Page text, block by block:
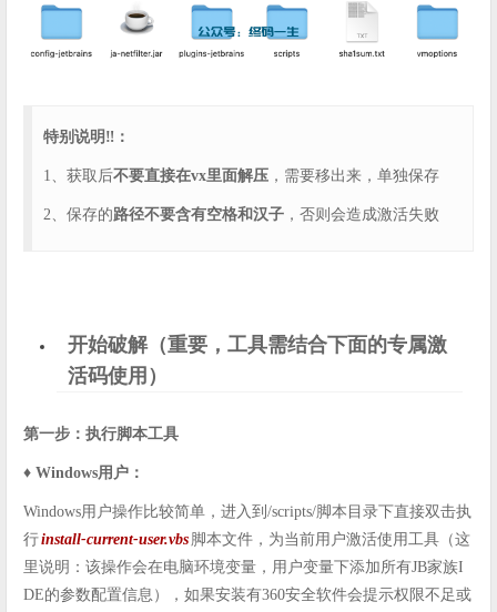
特别说明‼️：
1、获取后不要直接在vx里面解压 ，需要移出来，单独保存
2、保存的路径不要含有空格和汉子 ，否则会造成激活失败
开始破解（重要，工具需结合下面的专属激
活码使用）
第一步：执行脚本工具
♦️ Windows用户：
Windows用户操作比较简单，进入到/scripts/脚本目录下直接双击执
行install-current-user.vbs 脚本文件，为当前用户激活使用工具（这
里说明：该操作会在电脑环境变量，用户变量下添加所有JB家族I
DE的参数配置信息），如果安装有360安全软件会提示权限不足或